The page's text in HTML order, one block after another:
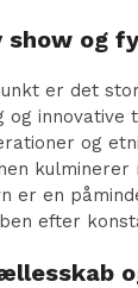
show og
er det
innovative
og
er en
efter